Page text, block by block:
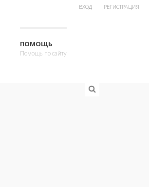
ВХОД РЕГИСТРАЦИЯ
ПОМОЩЬ
Помощь по сайту